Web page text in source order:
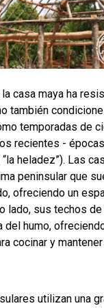
casa maya ha
también
temporadas de
recientes -
heladez”). Las
peninsular que
ofreciendo un
lado, sus techos de
del humo,
cocinar y
utilizan una